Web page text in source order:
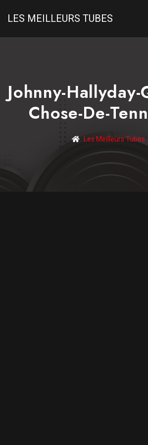
LES MEILLEURS TUBES
Johnny-
Chose-De-
Les Meilleurs Tubes